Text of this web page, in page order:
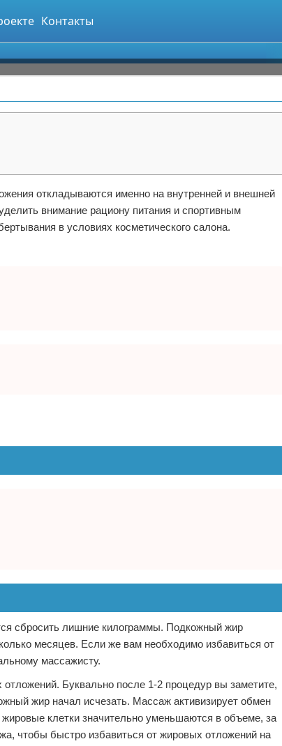
Контакты
откладываются именно на внутренней и внешней
внимание рациону питания и спортивным
в условиях косметического салона.
сбросить лишние килограммы. Подкожный жир
месяцев. Если же вам необходимо избавиться от
массажисту.
Буквально после 1-2 процедур вы заметите,
жир начал исчезать. Массаж активизирует обмен
клетки значительно уменьшаются в объеме, за
чтобы быстро избавиться от жировых отложений на